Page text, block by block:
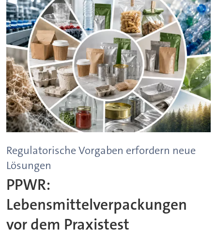
Regulatorische Vorgaben erfordern neue
Lösungen
PPWR:
Lebensmittelverpackungen
vor dem Praxistest